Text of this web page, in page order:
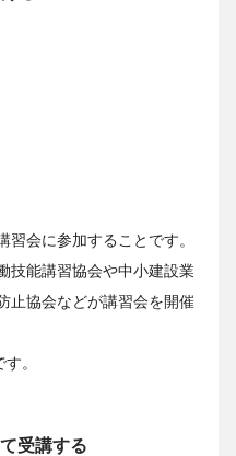
会に参加することです。
技能講習協会や中小建設業
止協会などが講習会を開催
。
受講する